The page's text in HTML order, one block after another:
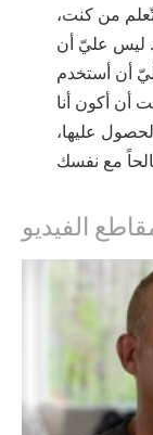
من كنت،
ليس عليّ أن
أن أستخدم
أن أكون أنا
عليها،
الفيديو